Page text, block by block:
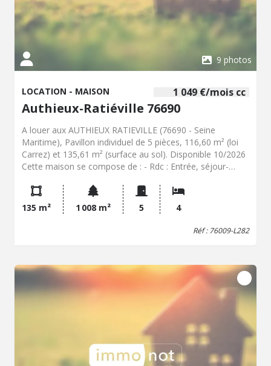
9 photos
1 049 €/mois cc
LOCATION - MAISON
Authieux-Ratiéville 76690
A louer aux AUTHIEUX RATIEVILLE (76690 - Seine
Maritime), Pavillon individuel de 5 pièces, 116,60 m² (loi
Carrez) et 135,61 m² (surface au sol). Disponible 10/2026
Cette maison se compose de : - Rdc : Entrée, séjour-
aménagée ( éléments de rangement, plaque de cuisson
au gaz bouteille, hotte aspirante), chambre, wc, Les
branchements lave-linge et lave-vaisselle se trouvent
moyenne, espace de stockage avec cours anglaise,
chaufferie avec cour anglaise, Le tout sur un terrain clos
et planté de 1008 m². Les + : - Logement extrêmement
performant : DPE en B - Fenêtres et Portes-Fenêtres en
par pompe à chaleur (Installation neuve Novembre 2024)
de CLERES (4 km), - Assistantes maternelle : envoi
possible de la liste sur demande, - Ecoles maternelles et
135 m² 1 008 m² 5 4
Réf : 76009-L282